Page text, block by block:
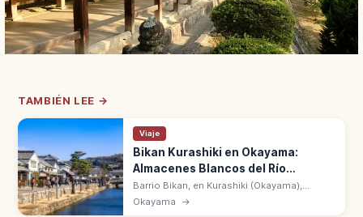
TAMBIÉN LEE →
Viaje
Bikan Kurashiki en Okayama:
Almacenes Blancos del Río
Kurashiki
Barrio Bikan, en Kurashiki (Okayama),
conserva almacenes blancos y muros
namako junto al río Kurashiki. Antiguo
Okayama →